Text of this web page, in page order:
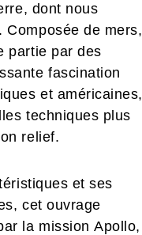
dont nous
Composée de mers,
partie par des
fascination
et américaines,
techniques plus
relief.
et ses
cet ouvrage
la mission Apollo,